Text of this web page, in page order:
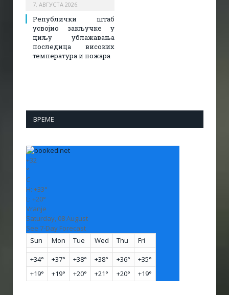
7. АВГУСТА 2026.
Републички штаб
усвојио закључке у
циљу ублажавања
последица високих
температура и пожара​
ВРЕМЕ
+32
°
C
H: +33°
L: +20°
Vranje
Saturday, 08 August
See 7-Day Forecast
Sun
Mon Tue Wed Thu Fri
+34° +37° +38° +38° +36° +35°
+19° +19° +20° +21° +20° +19°